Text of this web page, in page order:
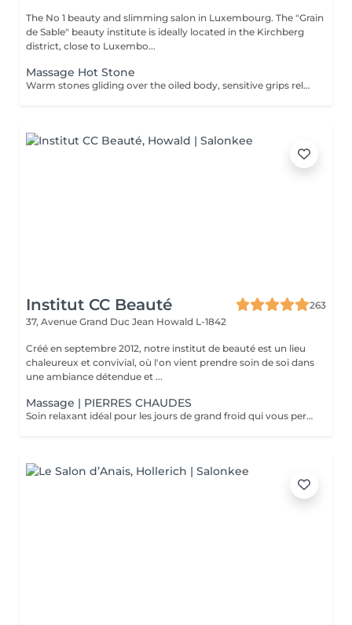
The No 1 beauty and slimming salon in Luxembourg. The "Grain
de Sable" beauty institute is ideally located in the Kirchberg
district, close to Luxembo...
Massage Hot Stone
Warm stones gliding over the oiled body, sensitive grips releasing tension. The soothing effect of the hot stone massage has been appreciated for thousands of years.
Institut CC Beauté
263
37, Avenue Grand Duc Jean Howald L-1842
Créé en septembre 2012, notre institut de beauté est un lieu
chaleureux et convivial, où l'on vient prendre soin de soi dans
une ambiance détendue et ...
Massage | PIERRES CHAUDES
Soin relaxant idéal pour les jours de grand froid qui vous permettra de plonger dans un univers de détente absolu. La chaleur soulage les tensions et atténue les douleurs en décontractant les muscles fatigués. Les fonctions énergétiques du corps sont ré-harmonisés par les pierres chaudes. C'est un excellent détoxifiant